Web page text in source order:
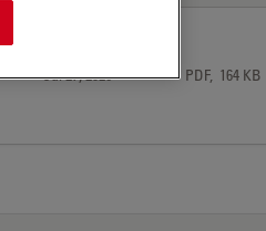
Jul 27, 2026 PDF, 164 KB